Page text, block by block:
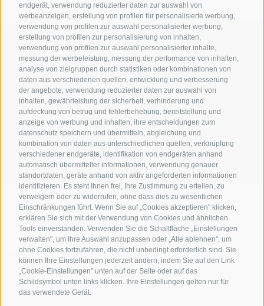
endgerät, verwendung reduzierter daten zur auswahl von
werbeanzeigen, erstellung von profilen für personalisierte werbung,
verwendung von profilen zur auswahl personalisierter werbung,
erstellung von profilen zur personalisierung von inhalten,
verwendung von profilen zur auswahl personalisierter inhalte,
messung der werbeleistung, messung der performance von inhalten,
analyse von zielgruppen durch statistiken oder kombinationen von
daten aus verschiedenen quellen, entwicklung und verbesserung
der angebote, verwendung reduzierter daten zur auswahl von
inhalten, gewährleistung der sicherheit, verhinderung und
aufdeckung von betrug und fehlerbehebung, bereitstellung und
anzeige von werbung und inhalten, ihre entscheidungen zum
datenschutz speichern und übermitteln, abgleichung und
kombination von daten aus unterschiedlichen quellen, verknüpfung
verschiedener endgeräte, identifikation von endgeräten anhand
automatisch übermittelter informationen, verwendung genauer
standortdaten, geräte anhand von aktiv angeforderten informationen
identifizieren. Es steht Ihnen frei, Ihre Zustimmung zu erteilen, zu
verweigern oder zu widerrufen, ohne dass dies zu wesentlichen
Einschränkungen führt. Wenn Sie auf „Cookies akzeptieren" klicken,
erklären Sie sich mit der Verwendung von Cookies und ähnlichen
Tools einverstanden. Verwenden Sie die Schaltfläche „Einstellungen
verwalten", um Ihre Auswahl anzupassen oder „Alle ablehnen", um
ohne Cookies fortzufahren, die nicht unbedingt erforderlich sind. Sie
können Ihre Einstellungen jederzeit ändern, indem Sie auf den Link
„Cookie-Einstellungen" unten auf der Seite oder auf das
Schildsymbol unten links klicken. Ihre Einstellungen gelten nur für
das verwendete Gerät.
AMT FÜR DEN NATIONALPARK STILFSERJOCH
SOCIAL-MEDIA-RICHTLINIEN | IMPRESSUM | SITEMAP | COOKIE-RICHTLINIE
PRIVACY | Cookie Präferenzen
KONTAKTE BESUCHERZENTREN
GEFÜHRTE
NATURERLEBNISSE
SCHULEN